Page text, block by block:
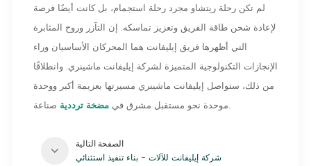
لم تكن رحلة ريتشاو مجرد رحلة استجمام، بل كانت أيضًا فرصة
لإعادة شحن طاقة الفريق وتعزيز تماسكه. إن التآزر وروح المثابرة
التي أظهرها فريق إيليفانت هما المحركان الأساسيان وراء
الإنجازات التكنولوجية المتميزة لشركة إيليفانت ماشينري. وانطلاقًا
من ذلك، ستواصل إيليفانت ماشينري مسيرتها بعزيمة أكبر ووحدة
موحدة نحو مستقبل مشرق فيمضخة ترددية صناعة.
الصفحة التالية
شركة إيليفانت للآلات - بناء تنفيذ استثنائي